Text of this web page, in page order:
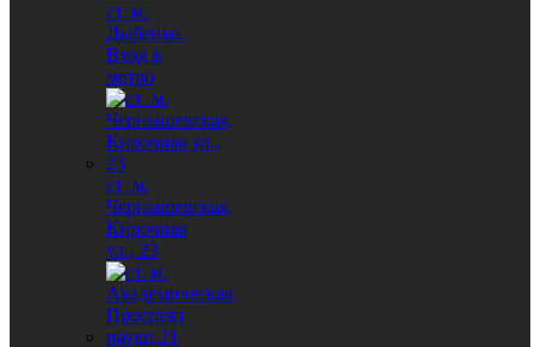
ст. м.
Дыбенко.
Вход в
метро
ст .м.
Чернышевская,
Кирочная
ул., 23